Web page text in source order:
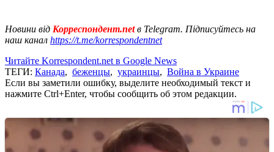
Новини від Корреспондент.netв Telegram. Підписуйтесь на
наш канал https://t.me/korrespondentnet
Читайте Korrespondent.net в Google News
ТЕГИ: Канада, беженцы, украинцы, Война в Украине
Если вы заметили ошибку, выделите необходимый текст и
нажмите Ctrl+Enter, чтобы сообщить об этом редакции.